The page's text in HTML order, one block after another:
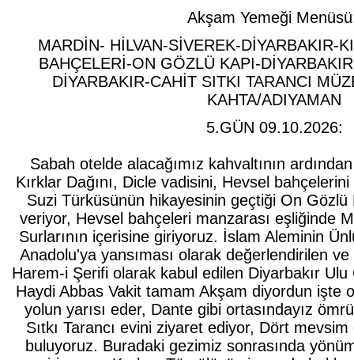
Akşam Yemeği
MARDİN- HİLVAN-SİVEREK-DİYARBAKIR-
BAHÇELERİ-ON GÖZLÜ KAPI-
DİYARBAKIR-CAHİT SITKI TARANCI
KAHTA/ADIYAMAN
5.GÜN 09.10.2026:
Sabah otelde alacağımız kahvaltının
Kırklar Dağını, Dicle vadisini, Hevsel
Suzi Türküsünün hikayesinin geçtiği On Gözlü
veriyor, Hevsel bahçeleri manzarası eşliğinde
Surlarının içerisine giriyoruz. İslam Aleminin
Anadolu'ya yansıması olarak değerlendirilen
Harem-i Şerifi olarak kabul edilen Diyarbakır
Haydi Abbas Vakit tamam Akşam diyordun işte
yolun yarısı eder, Dante gibi ortasındayız
Sıtkı Tarancı evini ziyaret ediyor, Dört mevsim
buluyoruz. Buradaki gezimiz sonrasında